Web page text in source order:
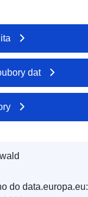
dat
do data.europa.eu: